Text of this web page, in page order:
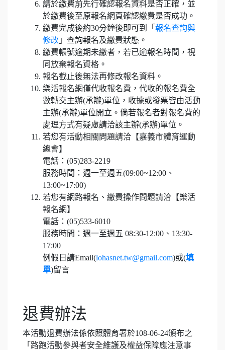
請於繳費前先行確認報名資料是否正確，並
於繳費後至原報名網頁確認繳費是否成功。
繳費完成後約30分鐘後即可到「 報名查詢與
修改 」查詢報名及繳費狀態。
繳費帳號逾期未繳者，若已逾報名時間，視
同放棄報名資格。
報名截止後無法再修改報名資料。
樂活報名網僅代收報名費，代收的報名費全
數轉交主辦(承辦)單位，收據或發票皆由活動
主辦(承辦)單位開立。倘若報名者對報名費的
處理方式有疑慮請洽該主辦(承辦)單位。
若您有活動相關問題請洽【嘉義市體育運動
總會】
電話：(05)283-2219
服務時間：週一至週五(09:00~12:00、
13:00~17:00)
若您有網路報名、繳費操作問題請洽【樂活
報名網】
電話：(05)533-6010
服務時間：週一至週五 08:30-12:00、13:30-
17:00
例假日請Email(lohasnet.tw@gmail.com)或(填
單)留言
退費辦法
本活動退費辦法係依照體育署於108-06-24頒布之
「路跑活動參與者安全維護及權益保障應注意事